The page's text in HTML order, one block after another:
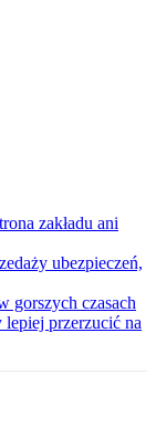
zakładu ani
ubezpieczeń,
gorszych czasach
przerzucić na